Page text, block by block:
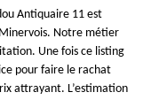
Antiquaire 11 est
Notre métier
Une fois ce listing
pour faire le rachat
attrayant. L’estimation